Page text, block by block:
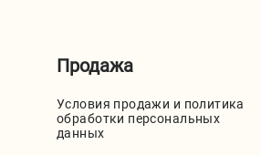
Продажа
Условия продажи и политика
обработки персональных
данных